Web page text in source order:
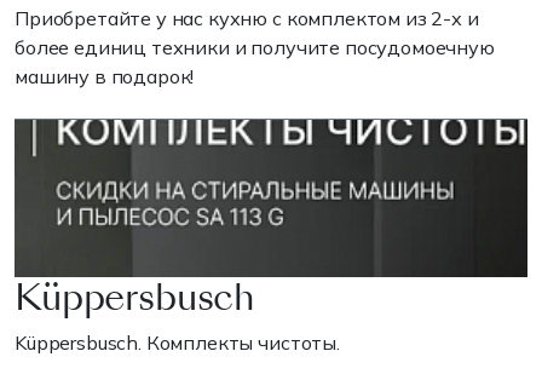
Приобретайте у нас кухню с комплектом из 2-х и
более единиц техники и получите посудомоечную
машину в подарок!
Küppersbusch
Küppersbusch. Комплекты чистоты.